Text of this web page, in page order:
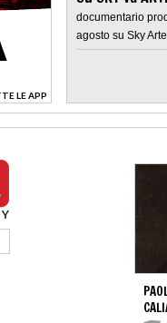
LE APP
documentario
agosto su Sky Arte